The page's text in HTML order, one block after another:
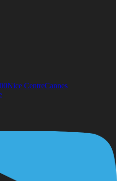
Nice CentreCannes